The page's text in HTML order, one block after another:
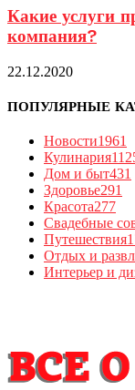
Какие услуги
компания?
22.12.2020
ПОПУЛЯРНЫЕ
Новости1961
Кулинария
Дом и быт431
Здоровье291
Красота277
Свадебные
Путешествия
Отдых и
Интерьер и